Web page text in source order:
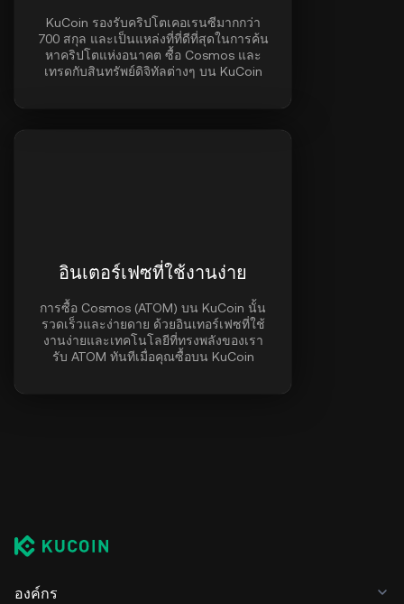
KuCoin รองรับคริปโตเคอเรนซีมากกว่า
700 สกุล และเป็นแหล่งที่ที่ดีที่สุดในการค้น
หาคริปโตแห่งอนาคต ซื้อ Cosmos และ
เทรดกับสินทรัพย์ดิจิทัลต่างๆ บน KuCoin
อินเตอร์เฟซที่ใช้งานง่าย
การซื้อ Cosmos (ATOM) บน KuCoin นั้น
รวดเร็วและง่ายดาย ด้วยอินเทอร์เฟซที่ใช้
งานง่ายและเทคโนโลยีที่ทรงพลังของเรา
รับ ATOM ทันทีเมื่อคุณซื้อบน KuCoin
องค์กร